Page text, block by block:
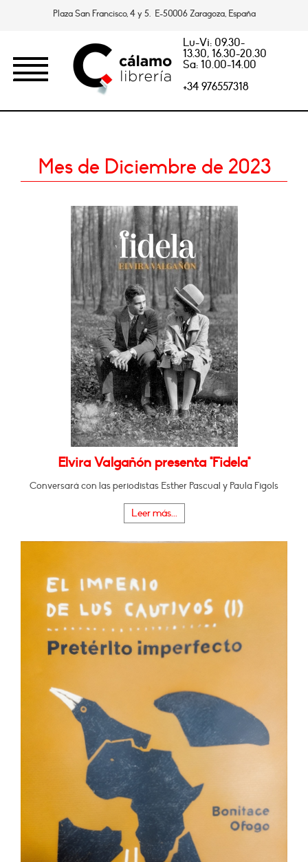
Plaza San Francisco, 4 y 5. E-50006 Zaragoza, España
Lu-Vi: 09.30-
13.30, 16.30-20.30
Sa: 10.00-14.00
+34 976557318
Mes de Diciembre de 2023
Elvira Valgañón presenta "Fidela"
Conversará con las periodistas Esther Pascual y Paula Figols
Leer más...